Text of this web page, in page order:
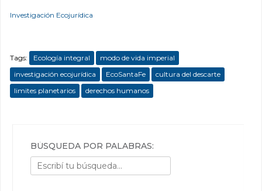
Investigación Ecojurídica
Tags: Ecología integral
modo de vida imperial
investigación ecojurídica
EcoSantaFe
cultura del descarte
limites planetarios
derechos humanos
BÚSQUEDA POR PALABRAS: